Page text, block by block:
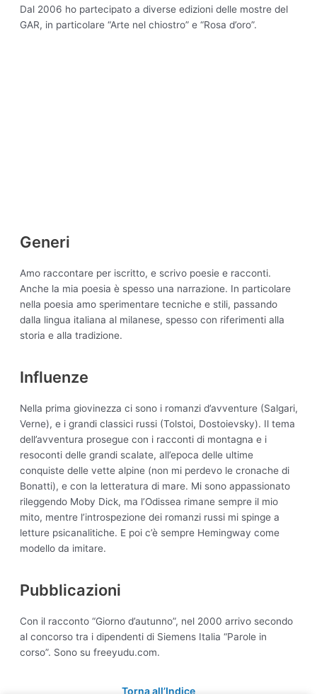
Dal 2006 ho partecipato a diverse edizioni delle mostre del
GAR, in particolare “Arte nel chiostro” e “Rosa d’oro”.
Generi
Amo raccontare per iscritto, e scrivo poesie e racconti.
Anche la mia poesia è spesso una narrazione. In particolare
nella poesia amo sperimentare tecniche e stili, passando
dalla lingua italiana al milanese, spesso con riferimenti alla
storia e alla tradizione.
Influenze
Nella prima giovinezza ci sono i romanzi d’avventure (Salgari,
Verne), e i grandi classici russi (Tolstoi, Dostoievsky). Il tema
dell’avventura prosegue con i racconti di montagna e i
resoconti delle grandi scalate, all’epoca delle ultime
conquiste delle vette alpine (non mi perdevo le cronache di
Bonatti), e con la letteratura di mare. Mi sono appassionato
rileggendo Moby Dick, ma l’Odissea rimane sempre il mio
mito, mentre l’introspezione dei romanzi russi mi spinge a
letture psicanalitiche. E poi c’è sempre Hemingway come
modello da imitare.
Pubblicazioni
Con il racconto “Giorno d’autunno”, nel 2000 arrivo secondo
al concorso tra i dipendenti di Siemens Italia “Parole in
corso”. Sono su freeyudu.com.
Torna all’Indice